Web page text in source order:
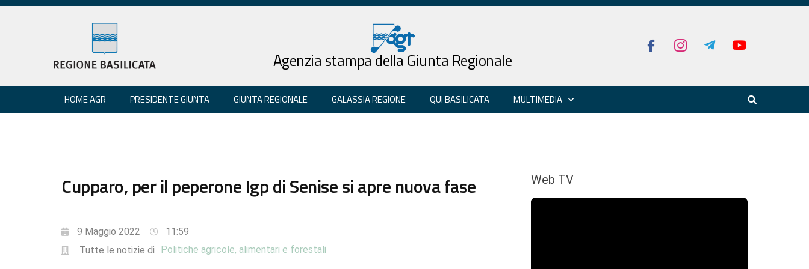
Agenzia stampa della Giunta Regionale
HOME AGR PRESIDENTE GIUNTA GIUNTA REGIONALE GALASSIA REGIONE QUI BASILICATA MULTIMEDIA
Cupparo, per il peperone Igp di Senise si apre nuova fase
9 Maggio 2022
11:59
Tutte le notizie di
Politiche agricole, alimentari e forestali
Web TV